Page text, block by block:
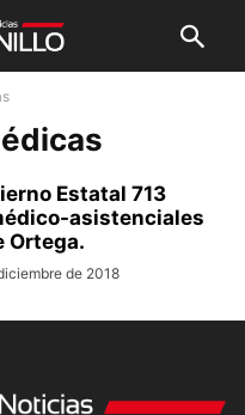
Estatal 713
asistenciales
Ortega.
de 2018